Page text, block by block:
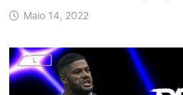
Maio 14, 2022